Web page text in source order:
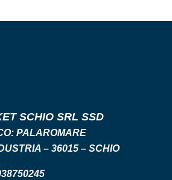
SCHIO SRL SSD
PALAROMARE
– 36015 – SCHIO